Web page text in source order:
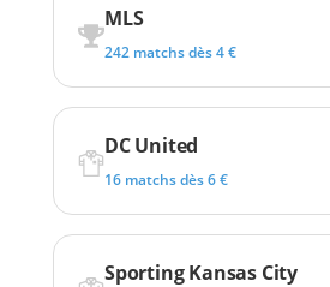
MLS
242 matchs dès 4 €
DC United
16 matchs dès 6 €
Sporting Kansas City